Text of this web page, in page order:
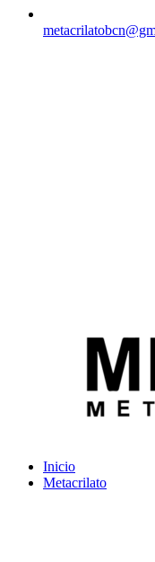
Inicio
Metacrilato